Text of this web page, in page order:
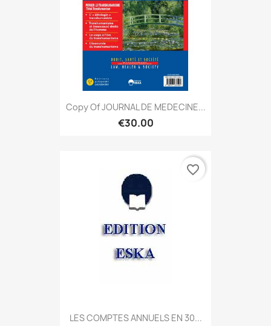
Copy Of JOURNAL DE MEDECINE...
€30.00
LES COMPTES ANNUELS EN 30...
favorite_border